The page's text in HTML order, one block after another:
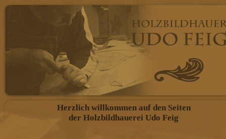
Herzlich willkommen auf den Seiten
der Holzbildhauerei Udo Feig